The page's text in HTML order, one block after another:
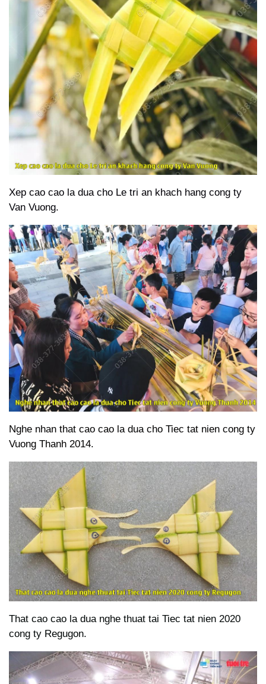
Xep cao cao la dua cho Le tri an khach hang cong ty
Van Vuong.
Nghe nhan that cao cao la dua cho Tiec tat nien cong ty
Vuong Thanh 2014.
That cao cao la dua nghe thuat tai Tiec tat nien 2020
cong ty Regugon.